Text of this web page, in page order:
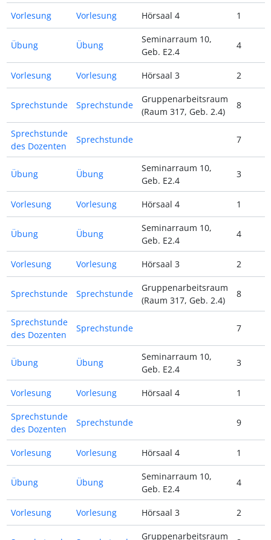
Vorlesung Vorlesung Hörsaal 4 1
Übung Übung
Seminarraum 10,
Geb. E2.4
4
Vorlesung Vorlesung Hörsaal 3 2
Sprechstunde Sprechstunde
Gruppenarbeitsraum
(Raum 317, Geb. 2.4)
8
Sprechstunde
des Dozenten
Sprechstunde 7
Übung Übung
Seminarraum 10,
Geb. E2.4
3
Vorlesung Vorlesung Hörsaal 4 1
Übung Übung
Seminarraum 10,
Geb. E2.4
4
Vorlesung Vorlesung Hörsaal 3 2
Sprechstunde Sprechstunde
Gruppenarbeitsraum
(Raum 317, Geb. 2.4)
8
Sprechstunde
des Dozenten
Sprechstunde 7
Übung Übung
Seminarraum 10,
Geb. E2.4
3
Vorlesung Vorlesung Hörsaal 4 1
Sprechstunde
des Dozenten
Sprechstunde 9
Vorlesung Vorlesung Hörsaal 4 1
Übung Übung
Seminarraum 10,
Geb. E2.4
4
Vorlesung Vorlesung Hörsaal 3 2
Gruppenarbeitsraum